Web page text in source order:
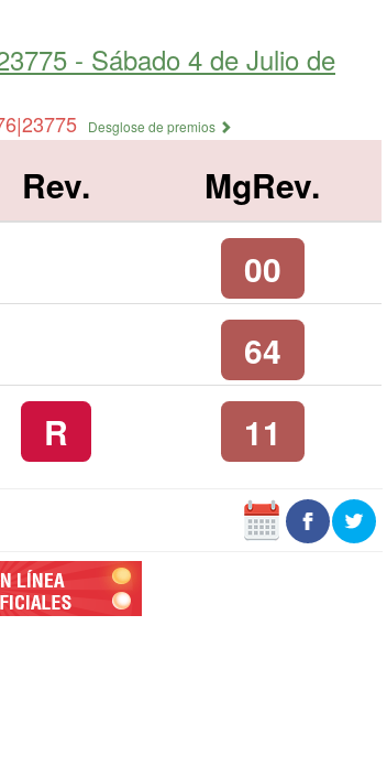
- Sábado 4 de Julio de
Desglose de premios
Rev.
MgRev.
00
64
R 11